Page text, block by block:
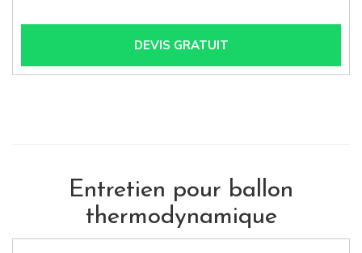
DEVIS GRATUIT
Entretien pour ballon
thermodynamique